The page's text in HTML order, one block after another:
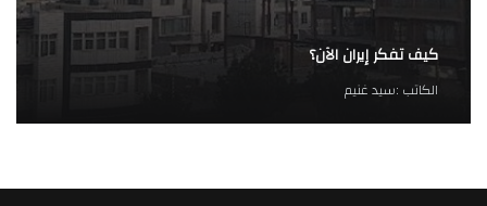
كيف تفكر إيران الآن؟
الكاتب :سيد غنيم